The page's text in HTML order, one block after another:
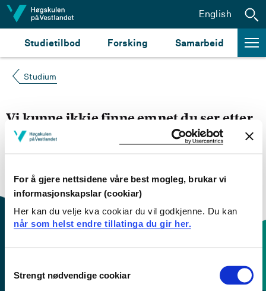
For å gjere nettsidene våre best mogleg, brukar vi
informasjonskapslar (cookiar)
Her kan du velje kva cookiar du vil godkjenne. Du kan
når som helst endre tillatinga du gir her.
Selection
Strengt nødvendige cookiar
Hopp til innhald
Studietilbod Forsking Samarbeid
English
Studium
Vi kunne ikkje finne emnet du ser etter
søke opp emnet du ser etter i
engelsk emneplan ved å klikke på «English».